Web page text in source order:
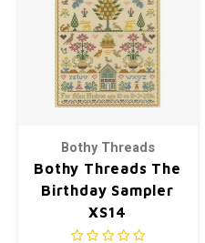
Bothy Threads
Bothy Threads The
Birthday Sampler
XS14